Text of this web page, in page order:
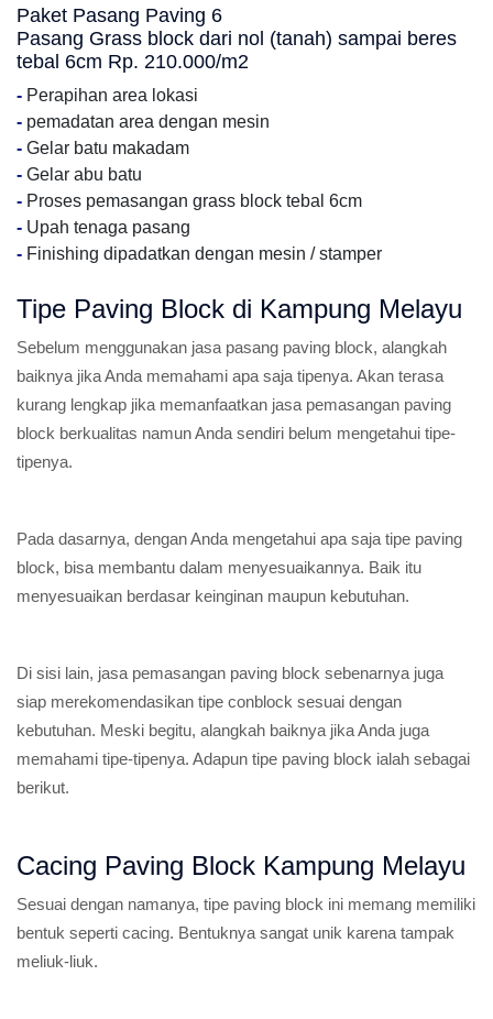
Paket Pasang Paving 6
Pasang Grass block dari nol (tanah) sampai beres
tebal 6cm Rp. 210.000/m2
- Perapihan area lokasi
- pemadatan area dengan mesin
- Gelar batu makadam
- Gelar abu batu
- Proses pemasangan grass block tebal 6cm
- Upah tenaga pasang
- Finishing dipadatkan dengan mesin / stamper
Tipe Paving Block di Kampung Melayu
Sebelum menggunakan jasa pasang paving block, alangkah
baiknya jika Anda memahami apa saja tipenya. Akan terasa
kurang lengkap jika memanfaatkan jasa pemasangan paving
block berkualitas namun Anda sendiri belum mengetahui tipe-
tipenya.
Pada dasarnya, dengan Anda mengetahui apa saja tipe paving
block, bisa membantu dalam menyesuaikannya. Baik itu
menyesuaikan berdasar keinginan maupun kebutuhan.
Di sisi lain, jasa pemasangan paving block sebenarnya juga
siap merekomendasikan tipe conblock sesuai dengan
kebutuhan. Meski begitu, alangkah baiknya jika Anda juga
memahami tipe-tipenya. Adapun tipe paving block ialah sebagai
berikut.
Cacing Paving Block Kampung Melayu
Sesuai dengan namanya, tipe paving block ini memang memiliki
bentuk seperti cacing. Bentuknya sangat unik karena tampak
meliuk-liuk.